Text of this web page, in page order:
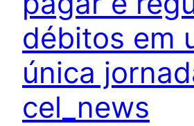
débitos em
única
cel_news